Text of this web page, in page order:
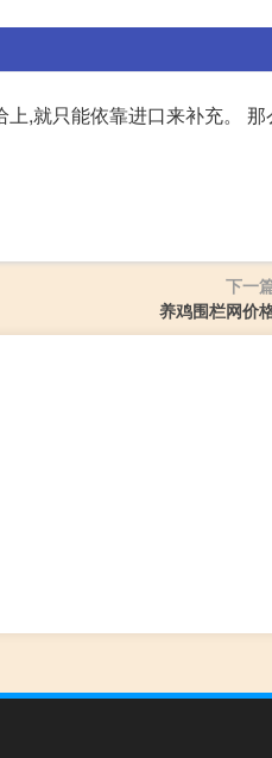
,就只能依靠进口来补充。 那
下一
养鸡围栏网价